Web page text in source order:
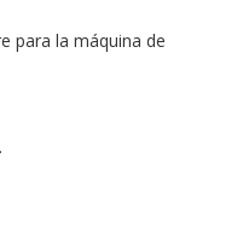
para la máquina de